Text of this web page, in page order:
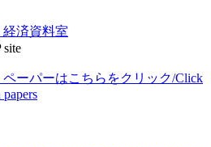
済資料室
site
ーパーはこちらをクリック/Click
papers